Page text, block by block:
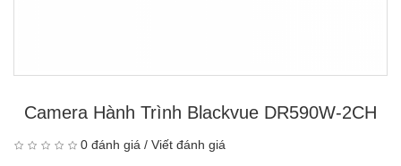
Camera Hành Trình Blackvue DR590W-2CH
0 đánh giá / Viết đánh giá